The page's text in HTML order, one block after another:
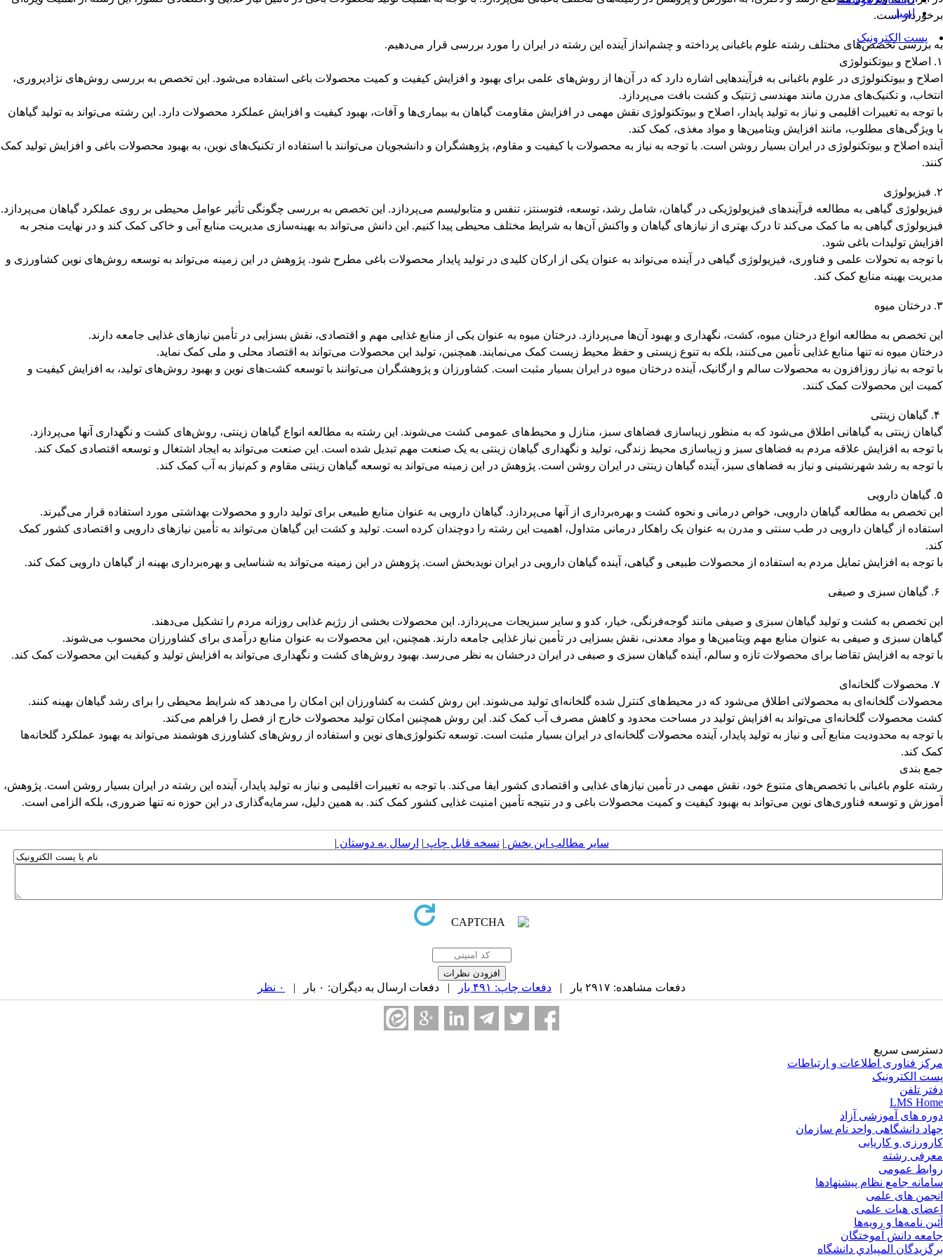
ایمیل
پست الکترونیک
برخوردار است.
به بررسی تخصص‌های مختلف رشته علوم باغبانی پرداخته و چشم‌انداز آینده این رشته در ایران را مورد بررسی قرار می‌دهیم.
۱. اصلاح و بیوتکنولوژی
اصلاح و بیوتکنولوژی در علوم باغبانی به فرآیندهایی اشاره دارد که در آن‌ها از روش‌های علمی برای بهبود و افزایش کیفیت و کمیت محصولات باغی استفاده می‌شود. این تخصص به بررسی روش‌های نژادپروری،
انتخاب، و تکنیک‌های مدرن مانند مهندسی ژنتیک و کشت بافت می‌پردازد.
با توجه به تغییرات اقلیمی و نیاز به تولید پایدار، اصلاح و بیوتکنولوژی نقش مهمی در افزایش مقاومت گیاهان به بیماری‌ها و آفات، بهبود کیفیت و افزایش عملکرد محصولات دارد. این رشته می‌تواند به تولید گیاهان
با ویژگی‌های مطلوب، مانند افزایش ویتامین‌ها و مواد مغذی، کمک کند.
آینده اصلاح و بیوتکنولوژی در ایران بسیار روشن است. با توجه به نیاز به محصولات با کیفیت و مقاوم، پژوهشگران و دانشجویان می‌توانند با استفاده از تکنیک‌های نوین، به بهبود محصولات باغی و افزایش تولید کمک
کنند.
۲. فیزیولوژی
فیزیولوژی گیاهی به مطالعه فرآیندهای فیزیولوژیکی در گیاهان، شامل رشد، توسعه، فتوسنتز، تنفس و متابولیسم می‌پردازد. این تخصص به بررسی چگونگی تأثیر عوامل محیطی بر روی عملکرد گیاهان می‌پردازد.
فیزیولوژی گیاهی به ما کمک می‌کند تا درک بهتری از نیازهای گیاهان و واکنش آن‌ها به شرایط مختلف محیطی پیدا کنیم. این دانش می‌تواند به بهینه‌سازی مدیریت منابع آبی و خاکی کمک کند و در نهایت منجر به
افزایش تولیدات باغی شود.
با توجه به تحولات علمی و فناوری، فیزیولوژی گیاهی در آینده می‌تواند به عنوان یکی از ارکان کلیدی در تولید پایدار محصولات باغی مطرح شود. پژوهش در این زمینه می‌تواند به توسعه روش‌های نوین کشاورزی و
مدیریت بهینه منابع کمک کند.
۳. درختان میوه
این تخصص به مطالعه انواع درختان میوه، کشت، نگهداری و بهبود آن‌ها می‌پردازد. درختان میوه به عنوان یکی از منابع غذایی مهم و اقتصادی، نقش بسزایی در تأمین نیازهای غذایی جامعه دارند.
درختان میوه نه تنها منابع غذایی تأمین می‌کنند، بلکه به تنوع زیستی و حفظ محیط زیست کمک می‌نمایند. همچنین، تولید این محصولات می‌تواند به اقتصاد محلی و ملی کمک نماید.
با توجه به نیاز روزافزون به محصولات سالم و ارگانیک، آینده درختان میوه در ایران بسیار مثبت است. کشاورزان و پژوهشگران می‌توانند با توسعه کشت‌های نوین و بهبود روش‌های تولید، به افزایش کیفیت و
کمیت این محصولات کمک کنند.
گیاهان زینتی به گیاهانی اطلاق می‌شود که به منظور زیباسازی فضاهای سبز، منازل و محیط‌های عمومی کشت می‌شوند. این رشته به مطالعه انواع گیاهان زینتی، روش‌های کشت و نگهداری آنها می‌پردازد.
با توجه به افزایش علاقه مردم به فضاهای سبز و زیباسازی محیط زندگی، تولید و نگهداری گیاهان زینتی به یک صنعت مهم تبدیل شده است. این صنعت می‌تواند به ایجاد اشتغال و توسعه اقتصادی کمک کند.
با توجه به رشد شهرنشینی و نیاز به فضاهای سبز، آینده گیاهان زینتی در ایران روشن است. پژوهش در این زمینه می‌تواند به توسعه گیاهان زینتی مقاوم و کم‌نیاز به آب کمک کند.
۵. گیاهان دارویی
این تخصص به مطالعه گیاهان دارویی، خواص درمانی و نحوه کشت و بهره‌برداری از آنها می‌پردازد. گیاهان دارویی به عنوان منابع طبیعی برای تولید دارو و محصولات بهداشتی مورد استفاده قرار می‌گیرند.
استفاده از گیاهان دارویی در طب سنتی و مدرن به عنوان یک راهکار درمانی متداول، اهمیت این رشته را دوچندان کرده است. تولید و کشت این گیاهان می‌تواند به تأمین نیازهای دارویی و اقتصادی کشور کمک
کند.
با توجه به افزایش تمایل مردم به استفاده از محصولات طبیعی و گیاهی، آینده گیاهان دارویی در ایران نویدبخش است. پژوهش در این زمینه می‌تواند به شناسایی و بهره‌برداری بهینه از گیاهان دارویی کمک کند.
این تخصص به کشت و تولید گیاهان سبزی و صیفی مانند گوجه‌فرنگی، خیار، کدو و سایر سبزیجات می‌پردازد. این محصولات بخشی از رژیم غذایی روزانه مردم را تشکیل می‌دهند.
گیاهان سبزی و صیفی به عنوان منابع مهم ویتامین‌ها و مواد معدنی، نقش بسزایی در تأمین نیاز غذایی جامعه دارند. همچنین، این محصولات به عنوان منابع درآمدی برای کشاورزان محسوب می‌شوند.
با توجه به افزایش تقاضا برای محصولات تازه و سالم، آینده گیاهان سبزی و صیفی در ایران درخشان به نظر می‌رسد. بهبود روش‌های کشت و نگهداری می‌تواند به افزایش تولید و کیفیت این محصولات کمک کند.
محصولات گلخانه‌ای به محصولاتی اطلاق می‌شود که در محیط‌های کنترل شده گلخانه‌ای تولید می‌شوند. این روش کشت به کشاورزان این امکان را می‌دهد که شرایط محیطی را برای رشد گیاهان بهینه کنند.
کشت محصولات گلخانه‌ای می‌تواند به افزایش تولید در مساحت محدود و کاهش مصرف آب کمک کند. این روش همچنین امکان تولید محصولات خارج از فصل را فراهم می‌کند.
با توجه به محدودیت منابع آبی و نیاز به تولید پایدار، آینده محصولات گلخانه‌ای در ایران بسیار مثبت است. توسعه تکنولوژی‌های نوین و استفاده از روش‌های کشاورزی هوشمند می‌تواند به بهبود عملکرد گلخانه‌ها
کمک کند.
جمع بندی
رشته علوم باغبانی با تخصص‌های متنوع خود، نقش مهمی در تأمین نیازهای غذایی و اقتصادی کشور ایفا می‌کند. با توجه به تغییرات اقلیمی و نیاز به تولید پایدار، آینده این رشته در ایران بسیار روشن است. پژوهش،
آموزش و توسعه فناوری‌های نوین می‌تواند به بهبود کیفیت و کمیت محصولات باغی و در نتیجه تأمین امنیت غذایی کشور کمک کند. به همین دلیل، سرمایه‌گذاری در این حوزه نه تنها ضروری، بلکه الزامی است.
سایر مطالب این بخش | نسخه قابل چاپ | ارسال به دوستان |
دفعات مشاهده: ۲۹۱۷ بار | دفعات چاپ: ۴۹۱ بار | دفعات ارسال به دیگران: ۰ بار | ۰ نظر
دسترسی سریع
مرکز فناوری اطلاعات و ارتباطات
پست الکترونیک
دفتر تلفن
LMS Home
دوره های آموزشی آزاد
جهاد دانشگاهی واحد نام سازمان
کارورزی و کاریابی
معرفی رشته
روابط عمومی
سامانه جامع نظام پیشنهادها
انجمن های علمی
اعضای هیات علمی
آئین نامه‌ها و رویه‌ها
جامعه دانش آموختگان
برگزيدگان المپيادي دانشگاه